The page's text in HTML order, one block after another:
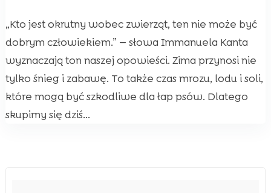
„Kto jest okrutny wobec zwierząt, ten nie może być
dobrym człowiekiem.” — słowa Immanuela Kanta
wyznaczają ton naszej opowieści. Zima przynosi nie
tylko śnieg i zabawę. To także czas mrozu, lodu i soli,
które mogą być szkodliwe dla łap psów. Dlatego
skupimy się dziś...